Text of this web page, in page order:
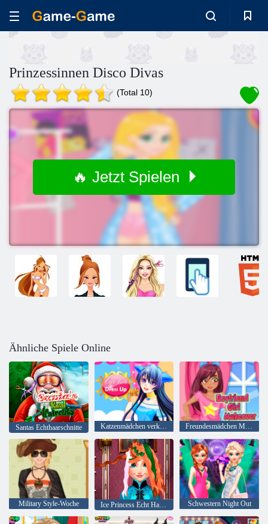
Prinzessinnen Disco Divas
(Total 10)
🔥 Jetzt Spielen
Ähnliche Spiele Online
Santas Echthaarschnitte Katzenmädchen verkleiden sich Freundesmädchen Makeover
Military Style-Woche Ice Princess Echt Haircuts Schwestern Night Out